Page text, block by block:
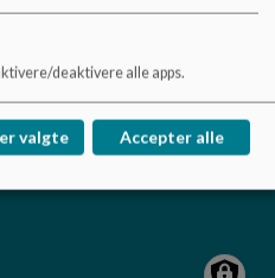
deaktivere alle apps.
valgte Accepter alle